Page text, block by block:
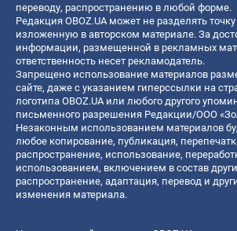
переводу, распространению в любой форме.
Редакция OBOZ.UA может не разделять
изложенную в авторском материале. За
информации, размещенной в рекламных
ответственность несет рекламодатель.
Запрещено использование материалов
сайте, даже с указанием гиперссылки на
логотипа OBOZ.UA или любого другого
письменного разрешения Редакции/ООО
Незаконным использованием материалов
любое копирование, публикация,
распространение, использование,
использованием, включением в состав
распространение, адаптация, перевод и
изменения материала.